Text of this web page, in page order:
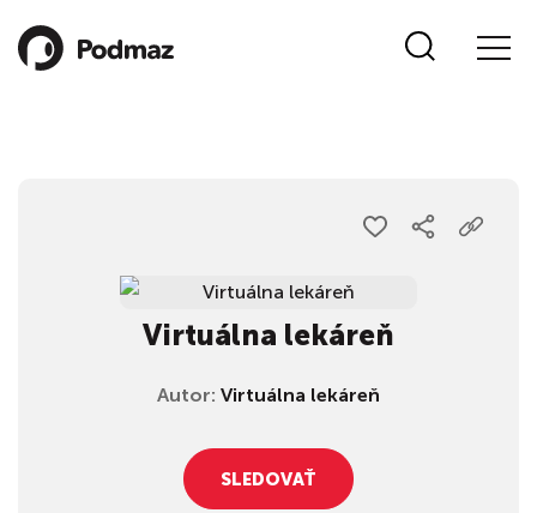
Virtuálna lekáreň
Autor: Virtuálna lekáreň
SLEDOVAŤ